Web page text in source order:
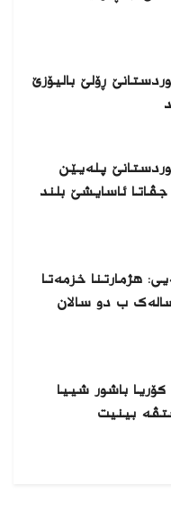
ڕۆلێ بالیۆزێ
پلەیێن
جڤاتا ئاسایشێ بلند
هژمارتنا خزمەتا
ب دو سالان
باشور شییا
بینیت